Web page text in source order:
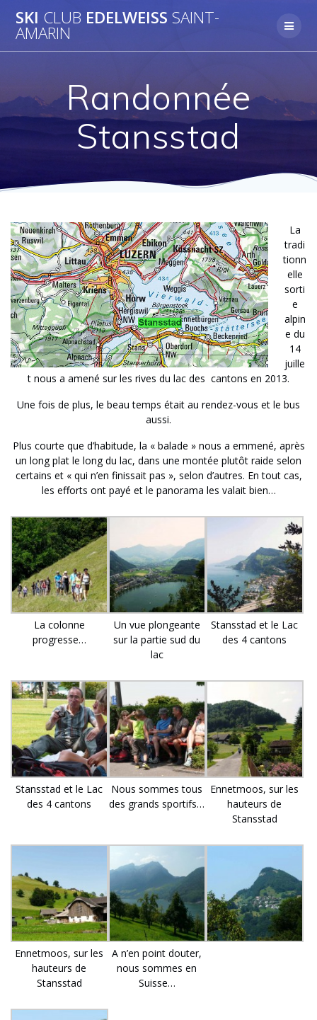
to
SKI CLUB EDELWEISS SAINT-
AMARIN
Randonnée
Stansstad
La
tradi
tionn
elle
sorti
e
alpin
e du
14
juille
t nous a amené sur les rives du lac des cantons en 2013.
Une fois de plus, le beau temps était au rendez-vous et le bus
aussi.
Plus courte que d’habitude, la « balade » nous a emmené, après
un long plat le long du lac, dans une montée plutôt raide selon
certains et « qui n’en finissait pas », selon d’autres. En tout cas,
les efforts ont payé et le panorama les valait bien…
La colonne
progresse…
Un vue plongeante
sur la partie sud du
lac
Stansstad et le Lac
des 4 cantons
Stansstad et le Lac
des 4 cantons
Nous sommes tous
des grands sportifs…
Ennetmoos, sur les
hauteurs de
Stansstad
Ennetmoos, sur les
hauteurs de
Stansstad
A n’en point douter,
nous sommes en
Suisse…